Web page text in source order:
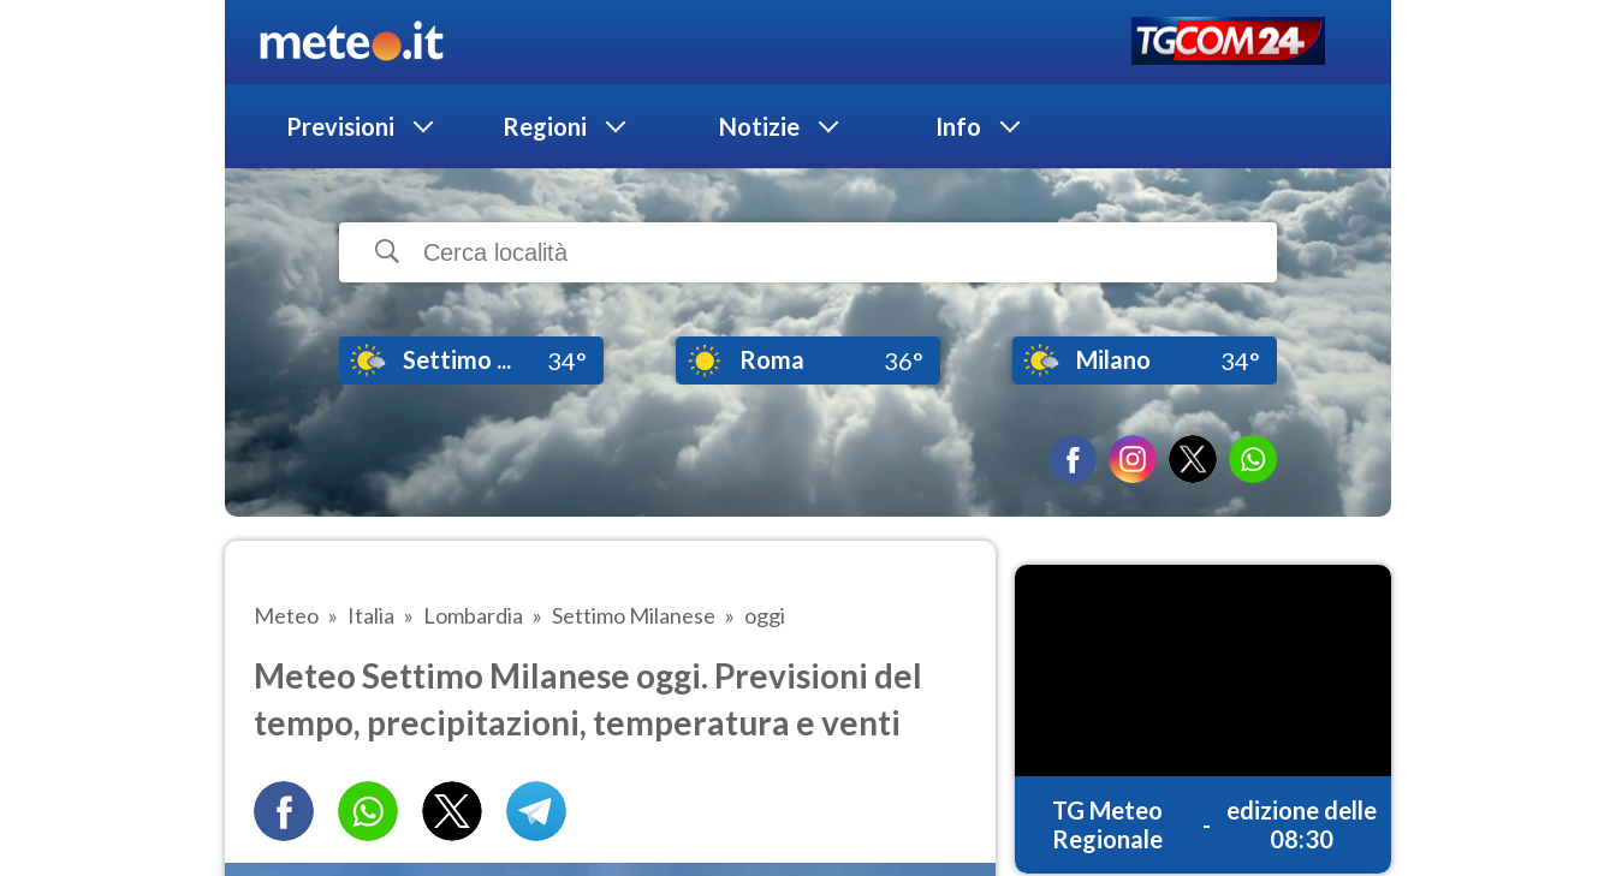
Previsioni Regioni Notizie Info
Settimo ... 34° Roma 36° Milano 34°
Meteo Italia Lombardia Settimo Milanese oggi
Meteo Settimo Milanese oggi. Previsioni del
tempo, precipitazioni, temperatura e venti
TG Meteo
Regionale
-
edizione delle
08:30